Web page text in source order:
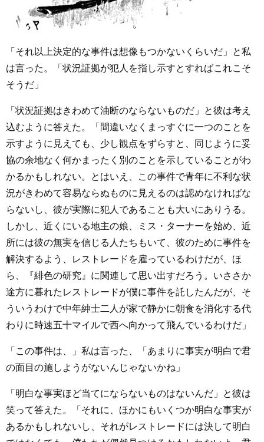
「それ以上決定的な事件は想像もつかないくらいだ」と私
は言った。「状況証拠が犯人を指し示すとすればこれこそ
そうだ」
「状況証拠はきわめて油断のならないものだ」と彼は考え
込むように答えた。「間違いなくまっすぐに一つのことを
示すように見えても、少し観点をずらすと、同じように妥
協の余地なく何かまったく別のことを示していることがわ
かるかもしれない。とはいえ、この事件で青年に不利な状
況がきわめて容易ならぬものに見えるのは認めなければな
らないし、彼が実際に犯人であることも大いにありうる。
しかし、近くにいる地主の娘、ミス・ターナーを始め、近
所には彼の無実を信じる人たちもいて、彼のために事件を
解決するよう、レストレードを雇っているわけだが、ほ
ら、『緋色の研究』に関連して思い出すだろう。いささか
途方に暮れたレストレードが僕に事件を託したんだが、そ
ういうわけで中年紳士二人が家で静かに朝食を消化する代
わりに時速五十マイルで西へ向かって飛んでいるわけだ」
「この事件は、」私は言った、「あまりに事実が明白で君
の面目の施しようがないんじゃないかね」
「明白な事実ほど当てにならないものはないんだ」と彼は
笑って答えた。「それに、ほかにもいくつか明白な事実が
あるかもしれないし、それがレストレードには決して明白